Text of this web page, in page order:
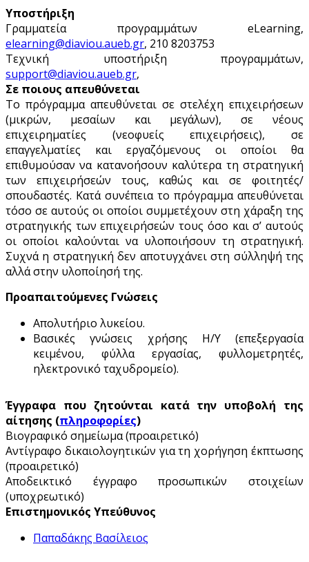
Υποστήριξη
Γραμματεία προγραμμάτων eLearning,
elearning@diaviou.aueb.gr, 210 8203753
Τεχνική υποστήριξη προγραμμάτων,
support@diaviou.aueb.gr,
Σε ποιους απευθύνεται
Το πρόγραμμα απευθύνεται σε στελέχη επιχειρήσεων
(μικρών, μεσαίων και μεγάλων), σε νέους
επιχειρηματίες (νεοφυείς επιχειρήσεις), σε
επαγγελματίες και εργαζόμενους οι οποίοι θα
επιθυμούσαν να κατανοήσουν καλύτερα τη στρατηγική
των επιχειρήσεών τους, καθώς και σε φοιτητές/
σπουδαστές. Κατά συνέπεια το πρόγραμμα απευθύνεται
τόσο σε αυτούς οι οποίοι συμμετέχουν στη χάραξη της
στρατηγικής των επιχειρήσεών τους όσο και σ’ αυτούς
οι οποίοι καλούνται να υλοποιήσουν τη στρατηγική.
Συχνά η στρατηγική δεν αποτυγχάνει στη σύλληψή της
αλλά στην υλοποίησή της.
Προαπαιτούμενες Γνώσεις
Απολυτήριο λυκείου.
Βασικές γνώσεις χρήσης Η/Υ (επεξεργασία
κειμένου, φύλλα εργασίας, φυλλομετρητές,
ηλεκτρονικό ταχυδρομείο).
Έγγραφα που ζητούνται κατά την υποβολή της
αίτησης (πληροφορίες)
Βιογραφικό σημείωμα (προαιρετικό)
Αντίγραφο δικαιολογητικών για τη χορήγηση έκπτωσης
(προαιρετικό)
Αποδεικτικό έγγραφο προσωπικών στοιχείων
(υποχρεωτικό)
Επιστημονικός Υπεύθυνος
Παπαδάκης Βασίλειος